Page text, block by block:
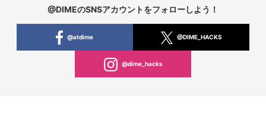
@DIMEのSNSアカウントをフォローしよう！
@atdime @DIME_HACKS
@dime_hacks